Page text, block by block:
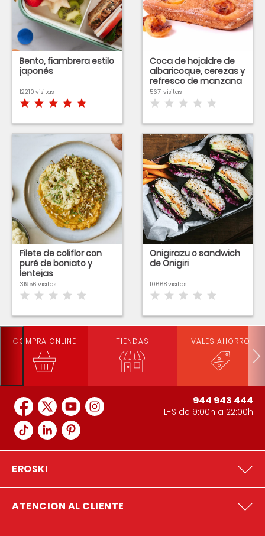
Bento, fiambrera estilo
japonés
12210 visitas
Coca de hojaldre de
albaricoque, cerezas y
refresco de manzana
5671 visitas
Filete de coliflor con
puré de boniato y
lentejas
31956 visitas
Onigirazu o sandwich
de Onigiri
10668 visitas
COMPRA ONLINE TIENDAS VALES AHORRO
944 943 444
L-S de 9:00h a 22:00h
EROSKI
ATENCION AL CLIENTE